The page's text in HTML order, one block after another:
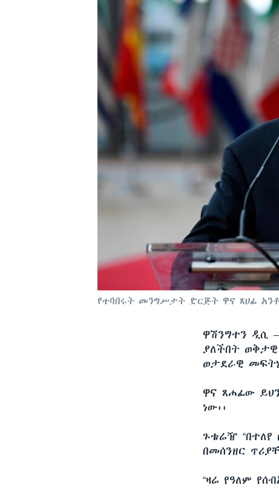
የተባበሩት መንግሥታት ድርጅት ዋና ጸሀፊ
ዋሽንግተን ዲሲ
ያለችበት
ወታደራዊ መፍትሄ
ዋና ጸሐፊው
ነው፡፡
ጉቴሬዥ “በተለየ
በመሰንዘር
“ዛሬ የዓለም